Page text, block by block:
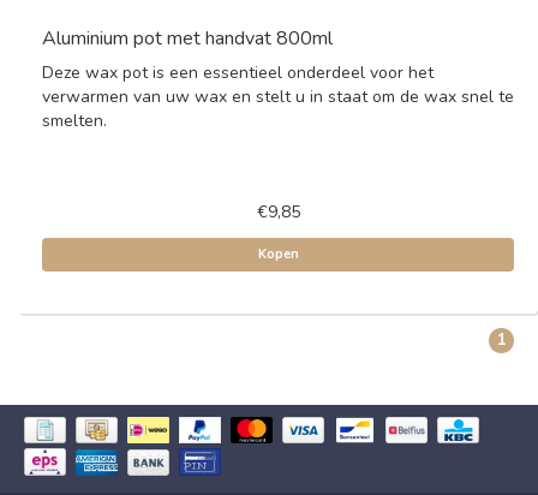
Aluminium pot met handvat 800ml
Deze wax pot is een essentieel onderdeel voor het
verwarmen van uw wax en stelt u in staat om de wax snel te
smelten.
€9,85
Kopen
1